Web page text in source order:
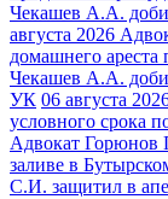
Чекашев А.А.
августа 2026
домашнего
Чекашев А.А.
УК 06 августа
условного срока
Адвокат Горюнов
заливе в
С.И. защитил в